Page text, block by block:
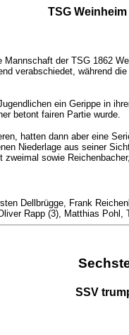
TSG
der TSG 1862
verabschiedet, während
ein Gerippe in
betont fairen Partie wurde.
hatten dann aber eine
Niederlage aus seiner
sowie
Dellbrügge, Frank
Rapp (3), Matthias
SSV